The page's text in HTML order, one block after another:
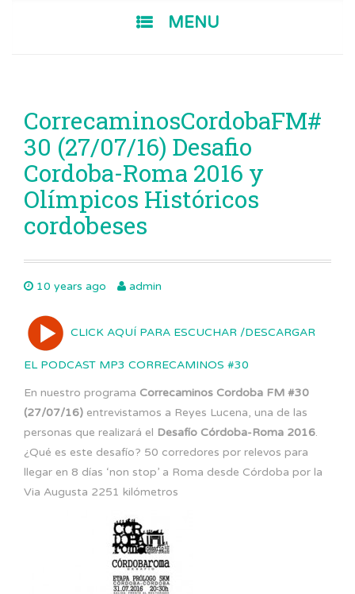
MENU
CorrecaminosCordobaFM#
30 (27/07/16) Desafio
Cordoba-Roma 2016 y
Olímpicos Históricos
cordobeses
10 years ago admin
CLICK AQUÍ PARA ESCUCHAR /DESCARGAR
EL PODCAST MP3 CORRECAMINOS #30
En nuestro programa Correcaminos Cordoba FM #30
(27/07/16) entrevistamos a Reyes Lucena, una de las
personas que realizará el Desafío Córdoba-Roma 2016.
¿Qué es este desafío? 50 corredores por relevos para
llegar en 8 días ‘non stop’ a Roma desde Córdoba por la
Via Augusta 2251 kilómetros